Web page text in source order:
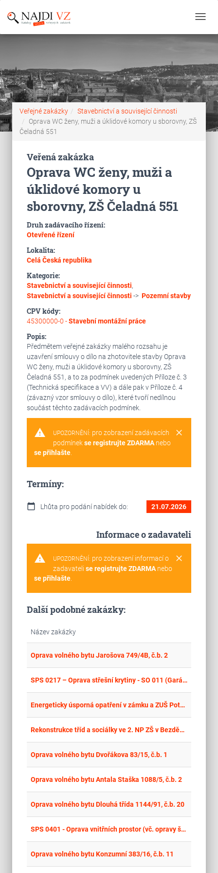
Veřejné zakázky
Stavebnictví a související činnosti
Oprava WC ženy, muži a úklidové komory u sborovny, ZŠ
Čeladná 551
Veřená zakázka
Oprava WC ženy, muži a
úklidové komory u
sborovny, ZŠ Čeladná 551
Druh zadávacího řízení:
Otevřené řízení
Lokalita:
Celá Česká republika
Kategorie:
Stavebnictví a související činnosti,
Stavebnictví a související činnosti -> Pozemní stavby
CPV kódy:
45300000-0 -Stavební montážní práce
Popis:
Předmětem veřejné zakázky malého rozsahu je
uzavření smlouvy o dílo na zhotovitele stavby Oprava
WC ženy, muži a úklidové komory u sborovny, ZŠ
Čeladná 551, a to za podmínek uvedených Příloze č. 3
(Technická specifikace a VV) a dále pak v Příloze č. 4
(závazný vzor smlouvy o dílo), které tvoří nedílnou
součást těchto zadávacích podmínek.
warning clear
UPOZORNĚNÍ: pro zobrazení zadávacích
podmínekse registrujte ZDARMAnebo
se přihlašte.
Termíny:
calendar_today Lhůta pro podání nabídek do: 21.07.2026
Informace o zadavateli
warning clear
UPOZORNĚNÍ: pro zobrazení informací o
zadavateli se registrujte ZDARMAnebo
se přihlašte.
Další podobné zakázky:
Název zakázky
Oprava volného bytu Jarošova 749/4B, č.b. 2
SPS 0217 – Oprava střešní krytiny - SO 011 (Garáž kolové techniky, STK) kas. Klokoty Tábor
Energeticky úsporná opatření v zámku a ZUŠ Potštát
Rekonstrukce tříd a sociálky ve 2. NP ZŠ v Bezděkově
Oprava volného bytu Dvořákova 83/15, č.b. 1
Oprava volného bytu Antala Staška 1088/5, č.b. 2
Oprava volného bytu Dlouhá třída 1144/91, č.b. 20
SPS 0401 - Oprava vnitřních prostor (vč. opravy školící místnosti)
Oprava volného bytu Konzumní 383/16, č.b. 11